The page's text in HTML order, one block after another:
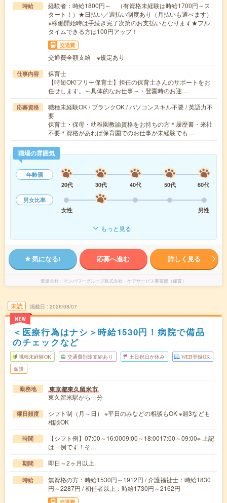
時給
経験者：時給1800円～ （有資格未経験は時給1700円～ス
タート！）★日払い／週払い制度あり（月払いも選べます）
※稼働開始時は手続き完了次第のお支払いとなります★フル
タイムできる方は100円アップ！
交通費
交通費全額支給 ※規定あり
仕事内容
保育士
【時短OK!フリー保育士】担任の保育士さんのサポートをお
任せします。～具体的なお仕事～・登園時のお迎…
応募資格
職種未経験OK / ブランクOK / パソコンスキル不要 / 英語力不
要
保育士・保母・幼稚園教諭資格をお持ちの方＊履歴書・来社
不要＊資格があれば保育園でのお仕事が未経験でも…
職場の雰囲気
年齢層
20代
30代 40代 50代
60代
男女比率
女性
男性
もっと見る
気になる! 応募へ進む 詳しく見る
派遣会社 マンパワーグループ株式会社 ケアサービス事業部（保育）
未読
NEW
掲載日 2026/08/07
＜医療行為はナシ＞時給1530円！病院で備品
のチェックなど
職種未経験OK 交通費別途支給あり 土日祝日が休み WEB登録OK
派遣
勤務地 東京都東久留米市
東久留米駅から---分
曜日頻度
シフト制（月～日） ※平日のみなどの相談もOK ※週3なども
相談OK
時間
【シフト例】07:00～16:0009:00～18:0017:00～09:00※ 上記
は一例です！そ…
期間 即日～2ヶ月以上
時給
無資格の方：時給1530円～1912円 / 介護福祉士：時給1830
円～2287円 / 初任者以上：時給1730円～2162円